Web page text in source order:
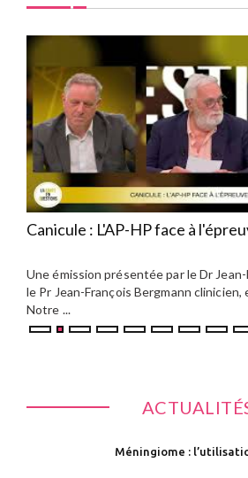
Canicule : L'AP-HP face à
Une émission présentée par le Dr
le Pr Jean-François Bergmann
Notre ...